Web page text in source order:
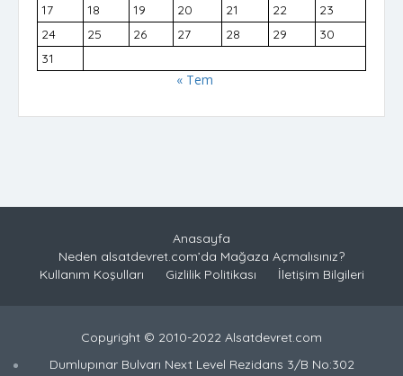
17
18 19 20 21 22
23
24
25 26 27 28 29
30
31
« Tem
Anasayfa
Neden alsatdevret.com’da Mağaza Açmalısınız?
Kullanım Koşulları
Gizlilik Politikası İletişim Bilgileri
Copyright © 2010-2022 Alsatdevret.com
Dumlupınar Bulvarı Next Level Rezidans 3/B No:302